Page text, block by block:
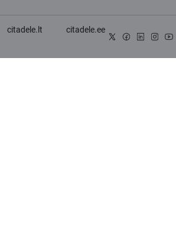
citadele.lt citadele.ee